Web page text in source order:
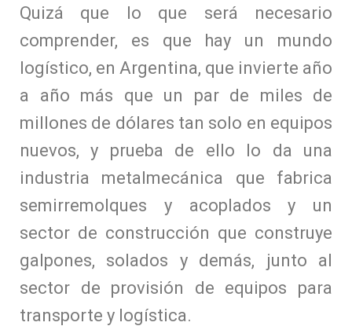
Quizá que lo que será necesario
comprender, es que hay un mundo
logístico, en Argentina, que invierte año
a año más que un par de miles de
millones de dólares tan solo en equipos
nuevos, y prueba de ello lo da una
industria metalmecánica que fabrica
semirremolques y acoplados y un
sector de construcción que construye
galpones, solados y demás, junto al
sector de provisión de equipos para
transporte y logística.